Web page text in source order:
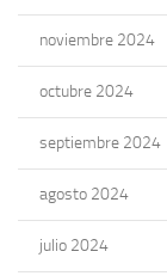
noviembre 2024
octubre 2024
septiembre 2024
agosto 2024
julio 2024